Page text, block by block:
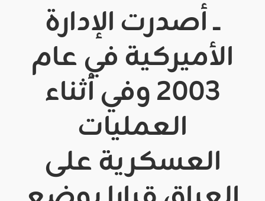
ــ أصدرت الإدارة
الأميركية في عام
2003 وفي أثناء
العمليات
العسكرية على